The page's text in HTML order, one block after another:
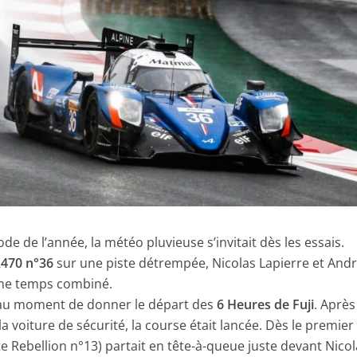
de l’année, la météo pluvieuse s’invitait dès les essais.
n°36sur une piste détrempée, Nicolas Lapierre et
temps combiné.
moment de donner le départ des6 Heures de Fuji.
voiture de sécurité, la course était lancée. Dès le premier
Rebellion n°13) partait en tête-à-queue juste devant